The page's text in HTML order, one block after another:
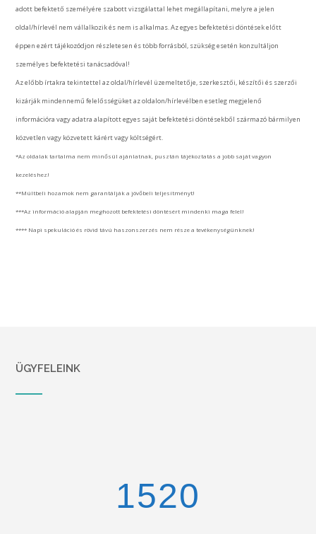
adott befektető személyére szabott vizsgálattal lehet megállapítani, melyre a jelen
oldal/hírlevél nem vállalkozik és nem is alkalmas. Az egyes befektetési döntések előtt
éppen ezért tájékozódjon részletesen és több forrásból, szükség esetén konzultáljon
személyes befektetési tanácsadóval!
Az előbb írtakra tekintettel az oldal/hírlevél üzemeltetője, szerkesztői, készítői és szerzői
kizárják mindennemű felelősségüket az oldalon/hírlevélben esetleg megjelenő
információra vagy adatra alapított egyes saját befektetési döntésekből származó bármilyen
közvetlen vagy közvetett kárért vagy költségért.
*Az oldalak tartalma nem minősül ajánlatnak, pusztán tájékoztatás a jobb saját vagyon
kezeléshez!
**Múltbeli hozamok nem garantálják a jövőbeli teljesítményt!
***Az információ alapján meghozott befektetési döntésért mindenki maga felel!
**** Napi spekuláció és rövid távú haszonszerzés nem része a tevékenységünknek!
ÜGYFELEINK
1670